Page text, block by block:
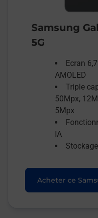
Samsung
5G
Ecran
AMOLED
Triple
50Mpx,
5Mpx
IA
Acheter ce